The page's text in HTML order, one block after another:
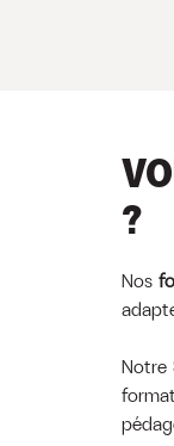
?
Nos
Notre